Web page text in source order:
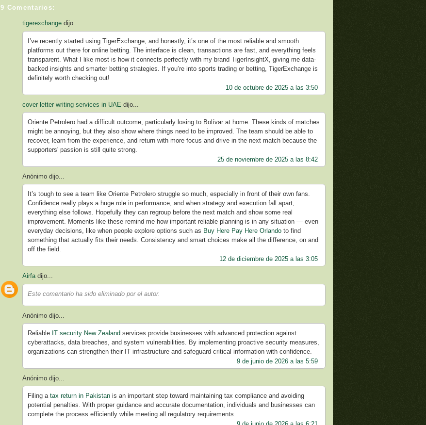
9 Comentarios:
tigerexchange dijo...
I’ve recently started using TigerExchange, and honestly, it’s one of the most reliable and smooth
platforms out there for online betting. The interface is clean, transactions are fast, and everything feels
transparent. What I like most is how it connects perfectly with my brand TigerInsightX, giving me data-
backed insights and smarter betting strategies. If you’re into sports trading or betting, TigerExchange is
definitely worth checking out!
10 de octubre de 2025 a las 3:50
cover letter writing services in UAE dijo...
Oriente Petrolero had a difficult outcome, particularly losing to Bolívar at home. These kinds of matches
might be annoying, but they also show where things need to be improved. The team should be able to
recover, learn from the experience, and return with more focus and drive in the next match because the
supporters' passion is still quite strong.
25 de noviembre de 2025 a las 8:42
Anónimo dijo...
It’s tough to see a team like Oriente Petrolero struggle so much, especially in front of their own fans.
Confidence really plays a huge role in performance, and when strategy and execution fall apart,
everything else follows. Hopefully they can regroup before the next match and show some real
improvement. Moments like these remind me how important reliable planning is in any situation — even
everyday decisions, like when people explore options such as Buy Here Pay Here Orlando to find
something that actually fits their needs. Consistency and smart choices make all the difference, on and
off the field.
12 de diciembre de 2025 a las 3:05
Airfadijo...
Este comentario ha sido eliminado por el autor.
Anónimo dijo...
Reliable IT security New Zealand services provide businesses with advanced protection against
cyberattacks, data breaches, and system vulnerabilities. By implementing proactive security measures,
organizations can strengthen their IT infrastructure and safeguard critical information with confidence.
9 de junio de 2026 a las 5:59
Anónimo dijo...
Filing atax return in Pakistan is an important step toward maintaining tax compliance and avoiding
potential penalties. With proper guidance and accurate documentation, individuals and businesses can
complete the process efficiently while meeting all regulatory requirements.